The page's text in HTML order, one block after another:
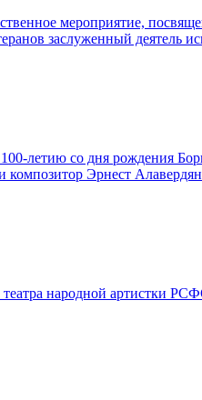
мероприятие,
заслуженный
летию со дня рождения
композитор Эрнест
театра народной